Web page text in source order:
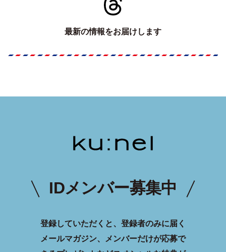
最新の情報をお届けします
IDメンバー募集中
登録していただくと、登録者のみに届く
メールマガジン、メンバーだけが応募で